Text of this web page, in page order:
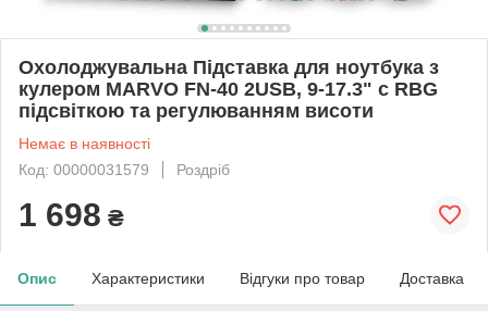
Охолоджувальна Підставка для ноутбука з
кулером MARVO FN-40 2USB, 9-17.3" c RBG
підсвіткою та регулюванням висоти
Немає в наявності
Код: 00000031579
Роздріб
1 698 ₴
Опис Характеристики Відгуки про товар Доставка